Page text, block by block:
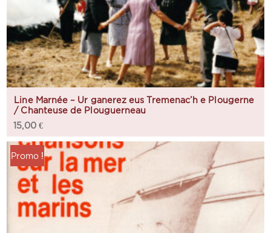
Line Marnée – Ur ganerez eus Tremenac’h e Plougerne
/ Chanteuse de Plouguerneau
15,00€
Promo !